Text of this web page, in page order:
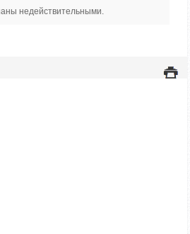
недействительными.